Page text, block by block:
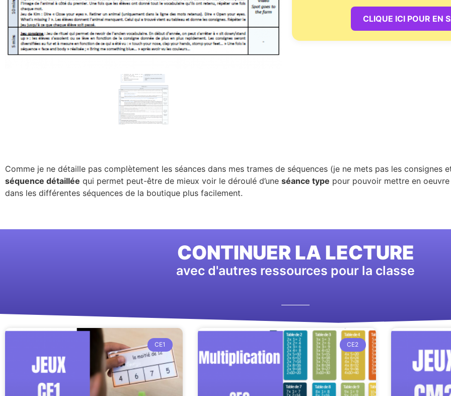
CLIQUE ICI POUR EN
Comme je ne détaille pas complètement les séances dans mes trames de séquences (je ne mets pas les consignes
séquence détaillée qui permet peut-être de mieux voir le déroulé d’une séance type pour pouvoir mettre en
dans les différentes séquences de la boutique plus facilement.
CONTINUER LA LECTURE
avec d'autres ressources pour la classe
CE1 CE2